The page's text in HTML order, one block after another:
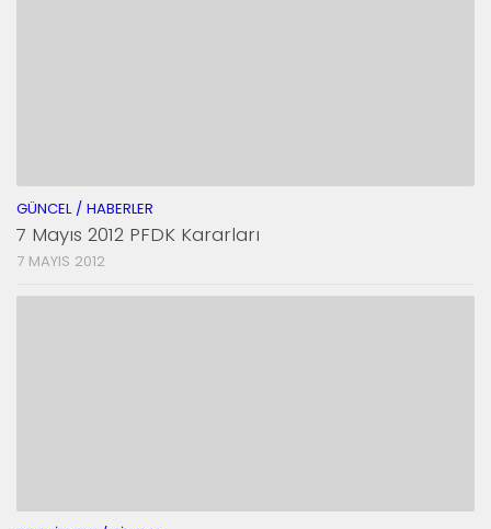
GÜNCEL / HABERLER
7 Mayıs 2012 PFDK Kararları
7 MAYIS 2012